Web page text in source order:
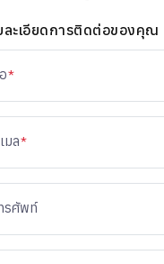
ละเอียดการติดต่อของคุณ
*
มล*
รศัพท์